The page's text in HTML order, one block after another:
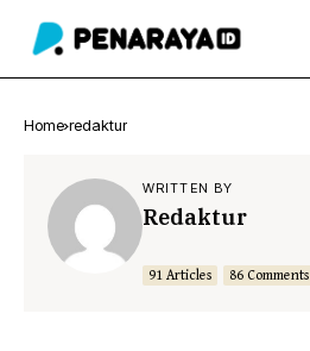
Home redaktur
WRITTEN BY
Redaktur
91 Articles 86 Comments